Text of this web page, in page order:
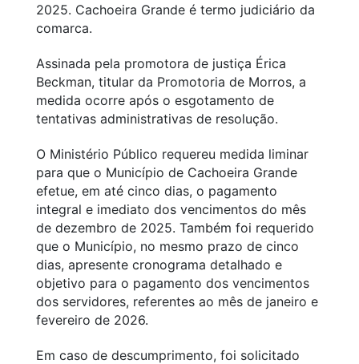
2025. Cachoeira Grande é termo judiciário da
comarca.
Assinada pela promotora de justiça Érica
Beckman, titular da Promotoria de Morros, a
medida ocorre após o esgotamento de
tentativas administrativas de resolução.
O Ministério Público requereu medida liminar
para que o Município de Cachoeira Grande
efetue, em até cinco dias, o pagamento
integral e imediato dos vencimentos do mês
de dezembro de 2025. Também foi requerido
que o Município, no mesmo prazo de cinco
dias, apresente cronograma detalhado e
objetivo para o pagamento dos vencimentos
dos servidores, referentes ao mês de janeiro e
fevereiro de 2026.
Em caso de descumprimento, foi solicitado